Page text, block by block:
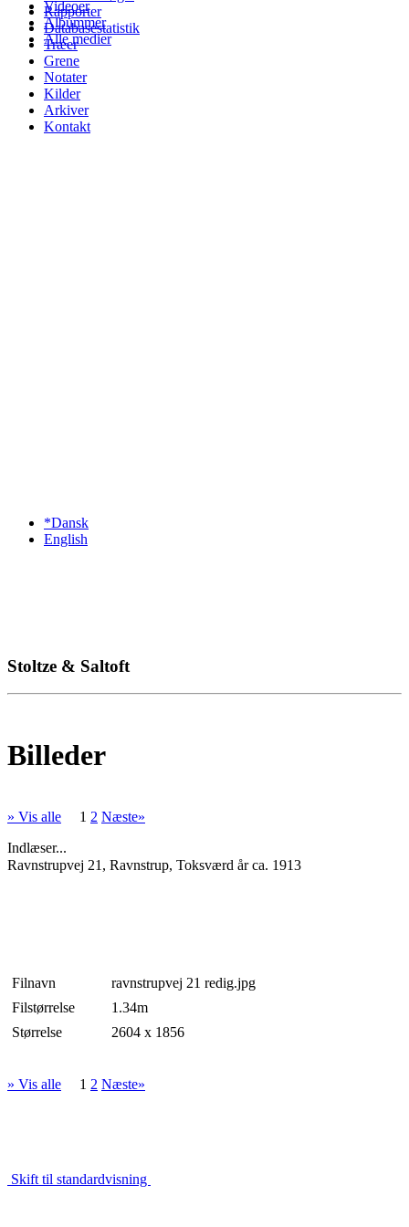
Videoer
Albummer
Alle medier
Rapporter
Databasestatistik
Træer
Grene
Notater
Kilder
Arkiver
Kontakt
*Dansk
English
Stoltze & Saltoft
Billeder
» Vis alle 1 2 Næste»
Indlæser...
Ravnstrupvej 21, Ravnstrup, Toksværd år ca. 1913
Filnavn
ravnstrupvej 21 redig.jpg
Filstørrelse
1.34m
Størrelse
2604 x 1856
» Vis alle 1 2 Næste»
Skift til standardvisning